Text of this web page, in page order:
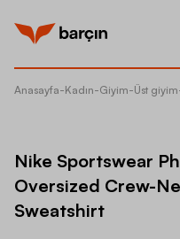
Anasayfa-Kadın-Giyim-Üst giyim
Nike Sportswear
Oversized Crew-
Sweatshirt